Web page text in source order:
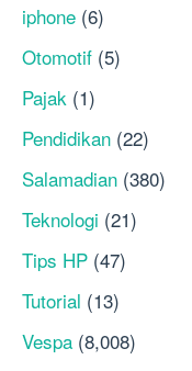
iphone (6)
Otomotif (5)
Pajak (1)
Pendidikan (22)
Salamadian (380)
Teknologi (21)
Tips HP (47)
Tutorial (13)
Vespa (8,008)